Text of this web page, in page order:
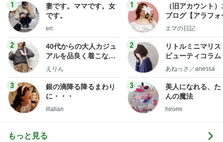
1
妻です。ママです。女
です。
eri.
2
40代からの大人カジュ
アルを品良く着こなす
ファッションブログ
えりん
3
銀の滴降る降るまわり
に・・・
illallan
1
（旧アカウント
ブログ【アラフォ
社売却セカンドラ
エマの日記
2
リトルミニマリス
ビューティコラ
little
あねっさ／anessa
3
美人になれる、た
んの魔法
hiromi
もっと見る